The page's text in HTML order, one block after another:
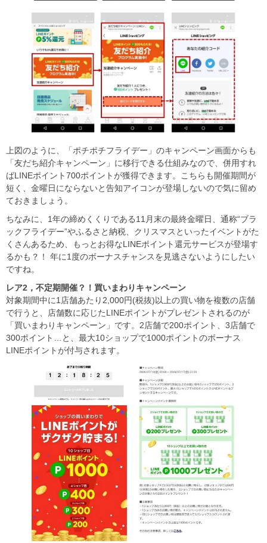
上図のように、「ポチポチフライデー」のキャンペーン画面からも
「友だち紹介キャンペーン」に移行できる仕組みなので、併用すれ
ばLINEポイント700ポイントが獲得できます。こちらも開催期間が
短く、金曜日にならないと告知アイコンが登場しないので気に留め
ておきましょう。
ちなみに、1年の締めくくりである11月末の最終金曜日、通称“ブラ
ックフライデー”やふるさと納税、クリスマスといったイベントがた
くさんあるため、もっとお得なLINEポイント還元サービスが登場す
るかも？！ 年に1度のボーナスチャンスを見逃さないようにしたい
ですね。
レア2 ，不定期開催？！買いまわりキャンペーン
対象期間中に1店舗あたり2,000円(税抜)以上の買い物を複数の店舗
で行うと、店舗数に応じたLINEポイントがプレゼントされるのが
「買いまわりキャンペーン」です。2店舗で200ポイント、3店舗で
300ポイント…と、最大10ショップで1000ポイントのボーナス
LINEポイントが付与されます。